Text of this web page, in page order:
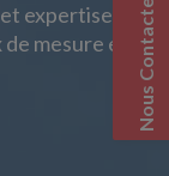
expertise
mesure et
Nous Contacter